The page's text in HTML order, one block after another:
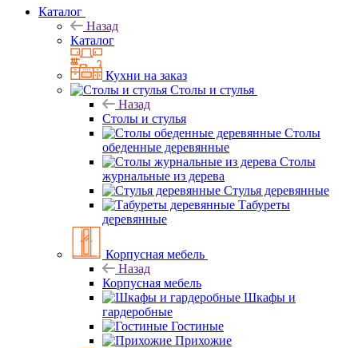
Каталог
Назад
Каталог
Кухни на заказ
Столы и стулья
Назад
Столы и стулья
Столы
обеденные деревянные
Столы
журнальные из дерева
Стулья деревянные
Табуреты
деревянные
Корпусная мебель
Назад
Корпусная мебель
Шкафы и
гардеробные
Гостиные
Прихожие